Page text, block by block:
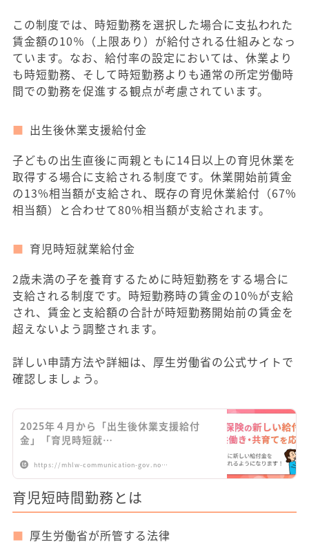
この制度では、時短勤務を選択した場合に支払われた
賃金額の10％（上限あり）が給付される仕組みとなっ
ています。なお、給付率の設定においては、休業より
も時短勤務、そして時短勤務よりも通常の所定労働時
間での勤務を促進する観点が考慮されています。
出生後休業支援給付金
子どもの出生直後に両親ともに14日以上の育児休業を
取得する場合に支給される制度です。休業開始前賃金
の13%相当額が支給され、既存の育児休業給付（67%
相当額）と合わせて80%相当額が支給されます。
育児時短就業給付金
2歳未満の子を養育するために時短勤務をする場合に
支給される制度です。時短勤務時の賃金の10%が支給
され、賃金と支給額の合計が時短勤務開始前の賃金を
超えないよう調整されます。
詳しい申請方法や詳細は、厚生労働省の公式サイトで
確認しましょう。
2025年４月から「出生後休業支援給付
金」「育児時短就…
https://mhlw-communication-gov.no…
育児短時間勤務とは
厚生労働省が所管する法律